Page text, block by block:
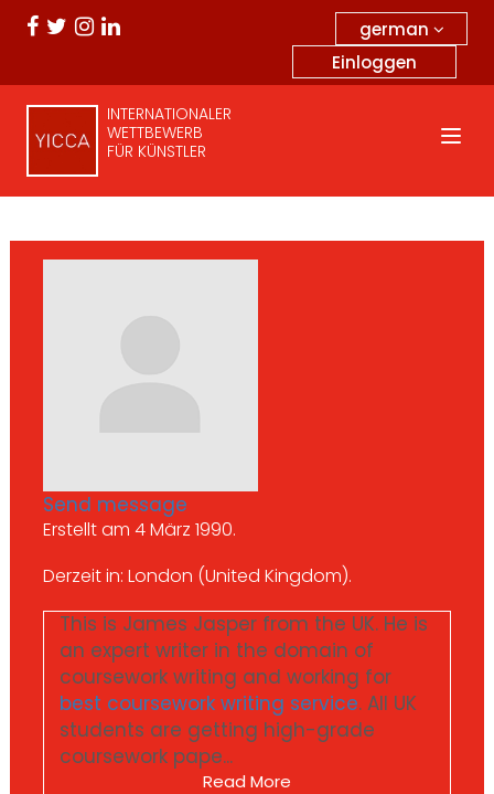
german
Einloggen
INTERNATIONALER
WETTBEWERB
FÜR KÜNSTLER
Send message
Erstellt am 4 März 1990.
Derzeit in: London (United Kingdom).
This is James Jasper from the UK. He is
an expert writer in the domain of
coursework writing and working for
best coursework writing service. All UK
students are getting high-grade
coursework pape...
Read More